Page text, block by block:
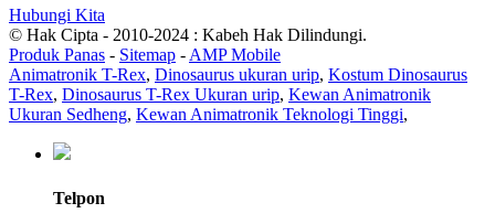
Hubungi Kita
© Hak Cipta - 2010-2024 : Kabeh Hak Dilindungi.
Produk Panas - Sitemap -AMP Mobile
Animatronik T-Rex, Dinosaurus ukuran urip, Kostum Dinosaurus
T-Rex, Dinosaurus T-Rex Ukuran urip, Kewan Animatronik
Ukuran Sedheng, Kewan Animatronik Teknologi Tinggi,
Telpon